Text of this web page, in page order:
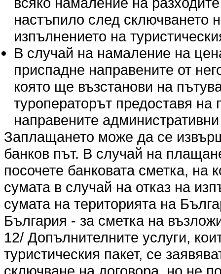
настъпило след сключването
изпълнението на
В случай на намаление на
приспадне направените от
която ще възстанови на
туроператорът предоставя на
направените
Заплащането може да се
банков път. В случай на
посочете банковата сметка, на
сумата в случай на отказ на
сумата на територията на
България - за сметка на
12/ Допълнителните услуги,
туристическия пакет, се